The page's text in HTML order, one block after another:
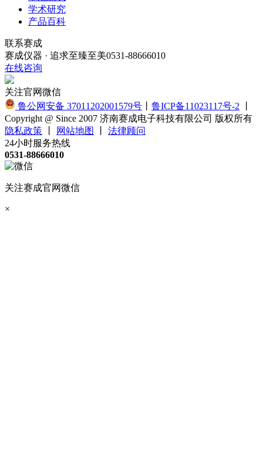
学术研究
产品百科
联系赛成
赛成仪器 · 追求至臻至美0531-88666010
在线咨询
关注官网微信
鲁公网安备 37011202001579号
鲁ICP备11023117号-2
Copyright @ Since 2007 济南赛成电子科技有限公司 版权所有
隐私政策
网站地图
法律顾问
24小时服务热线
0531-88666010
关注赛成官网微信
×